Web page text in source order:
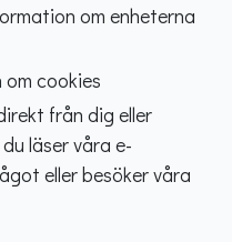
om enheterna
cookies
från dig eller
läser våra e-
eller besöker våra